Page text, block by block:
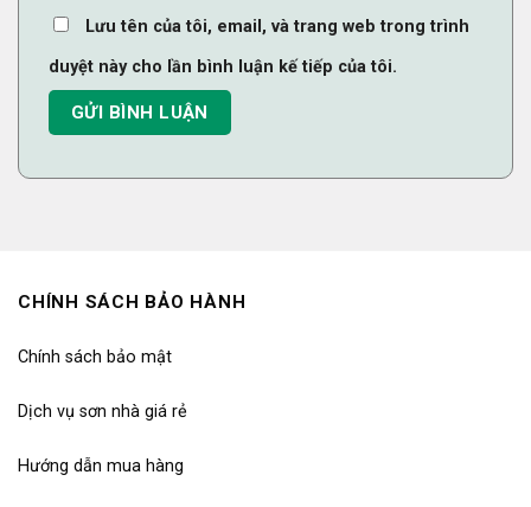
Lưu tên của tôi, email, và trang web trong trình
duyệt này cho lần bình luận kế tiếp của tôi.
CHÍNH SÁCH BẢO HÀNH
Chính sách bảo mật
Dịch vụ sơn nhà giá rẻ
Hướng dẫn mua hàng